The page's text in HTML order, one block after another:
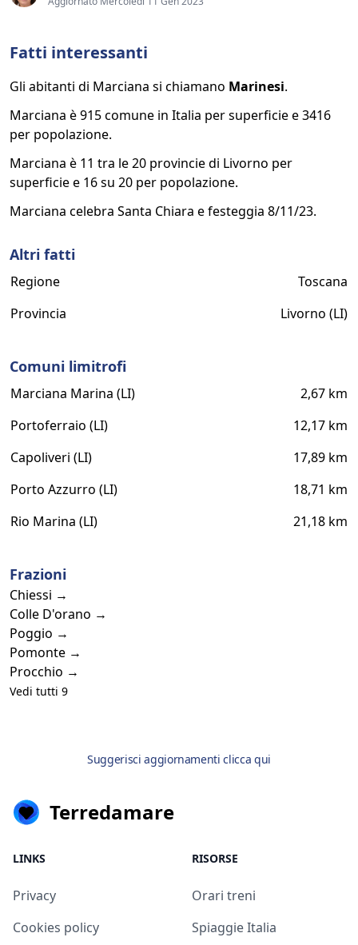
Fatti interessanti
Gli abitanti di Marciana si chiamano Marinesi.
Marciana è 915 comune in Italia per superficie e 3416
per popolazione.
Marciana è 11 tra le 20 provincie di Livorno per
superficie e 16 su 20 per popolazione.
Marciana celebra Santa Chiara e festeggia 8/11/23.
Altri fatti
Regione
Toscana
Provincia
Livorno (LI)
Comuni limitrofi
Marciana Marina (LI)
2,67 km
Portoferraio (LI)
12,17 km
Capoliveri (LI)
17,89 km
Porto Azzurro (LI)
18,71 km
Rio Marina (LI)
21,18 km
Frazioni
Chiessi →
Colle D'orano →
Poggio →
Pomonte →
Procchio →
Vedi tutti 9
Suggerisci aggiornamenti clicca qui
Terredamare
LINKS
Privacy
Cookies policy
RISORSE
Orari treni
Spiaggie Italia